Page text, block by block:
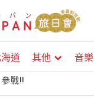
道 其他 音樂
參戰!!